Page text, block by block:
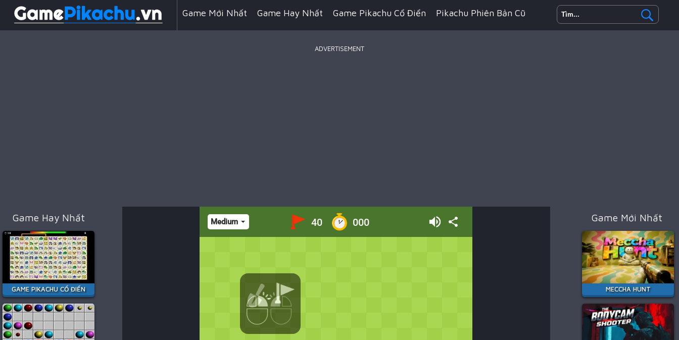
Game Mới Nhất Game Hay Nhất Game Pikachu Cổ Điển Pikachu Phiên Bản Cũ
ADVERTISEMENT
Game Hay Nhất
GAME PIKACHU CỔ ĐIỂN
Game Mới Nhất
MECCHA HUNT